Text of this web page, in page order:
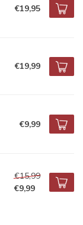
€19,95
€19,99
€9,99
€15,99
€9,99